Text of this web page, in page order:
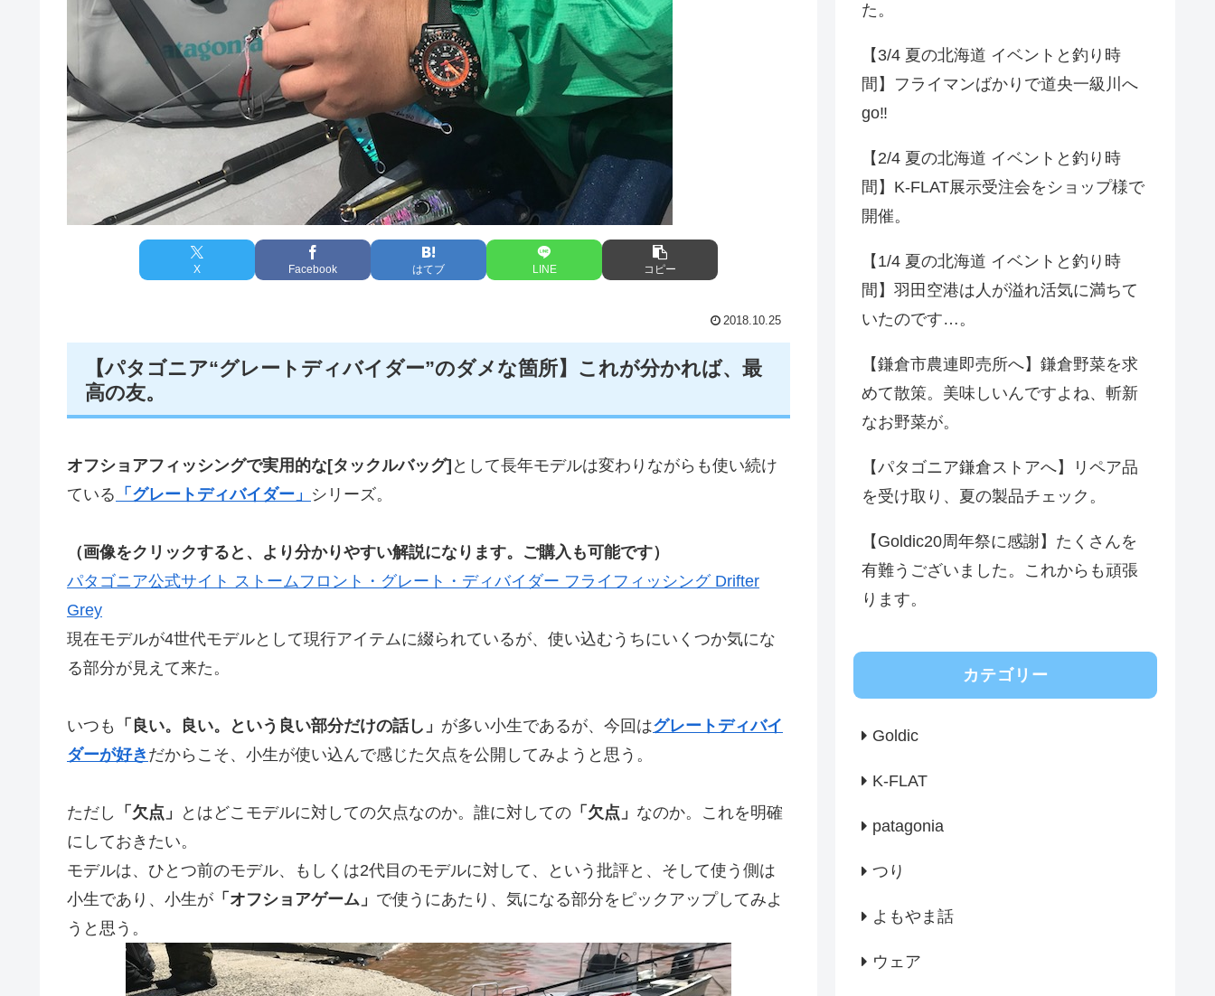
X Facebook はてブ LINE コピー
2018.10.25
【パタゴニア“グレートディバイダー”のダメな箇所】これが分かれば、最
高の友。
オフショアフィッシングで実用的な[タックルバッグ] として長年モデルは変わりながらも使い続け
ている 「グレートディバイダー」 シリーズ。
（画像をクリックすると、より分かりやすい解説になります。ご購入も可能です）
パタゴニア公式サイト ストームフロント・グレート・ディバイダー フライフィッシング Drifter
Grey
現在モデルが4世代モデルとして現行アイテムに綴られているが、使い込むうちにいくつか気にな
る部分が見えて来た。
いつも 「良い。良い。という良い部分だけの話し」 が多い小生であるが、今回はグレートディバイ
ダーが好き だからこそ、小生が使い込んで感じた欠点を公開してみようと思う。
ただし 「欠点」 とはどこモデルに対しての欠点なのか。誰に対しての 「欠点」 なのか。これを明確
にしておきたい。
モデルは、ひとつ前のモデル、もしくは2代目のモデルに対して、という批評と、そして使う側は
小生であり、小生が 「オフショアゲーム」 で使うにあたり、気になる部分をピックアップしてみよ
うと思う。
た。
【3/4 夏の北海道 イベントと釣り時
間】フライマンばかりで道央一級川へ
go‼️
【2/4 夏の北海道 イベントと釣り時
間】K-FLAT展示受注会をショップ様で
開催。
【1/4 夏の北海道 イベントと釣り時
間】羽田空港は人が溢れ活気に満ちて
いたのです…。
【鎌倉市農連即売所へ】鎌倉野菜を求
めて散策。美味しいんですよね、斬新
なお野菜が。
【パタゴニア鎌倉ストアへ】リペア品
を受け取り、夏の製品チェック。
【Goldic20周年祭に感謝】たくさんを
有難うございました。これからも頑張
ります。
カテゴリー
Goldic
K-FLAT
patagonia
つり
よもやま話
ウェア